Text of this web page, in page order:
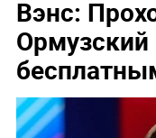
Вэнс:
Ормузский